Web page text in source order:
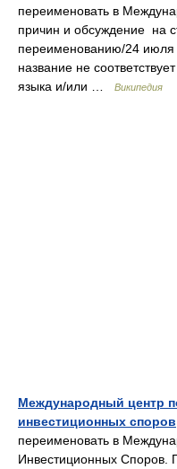
переименовать в
причин и обсуждение на
переименованию/24
название не
языка и/или …
Википедия
Международный центр
инвестиционных споров
переименовать в
Инвестиционных Споров.